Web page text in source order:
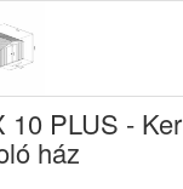
10 PLUS -
ház